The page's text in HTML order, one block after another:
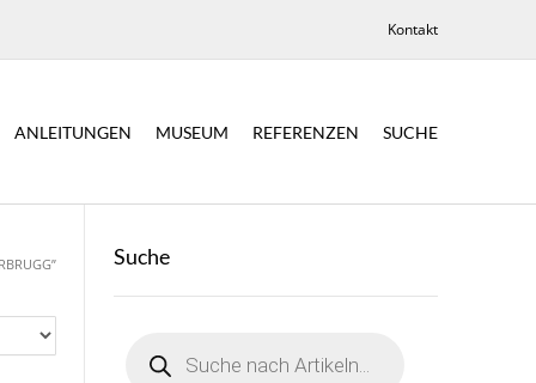
Kontakt
ANLEITUNGEN MUSEUM REFERENZEN SUCHE
Suche
search